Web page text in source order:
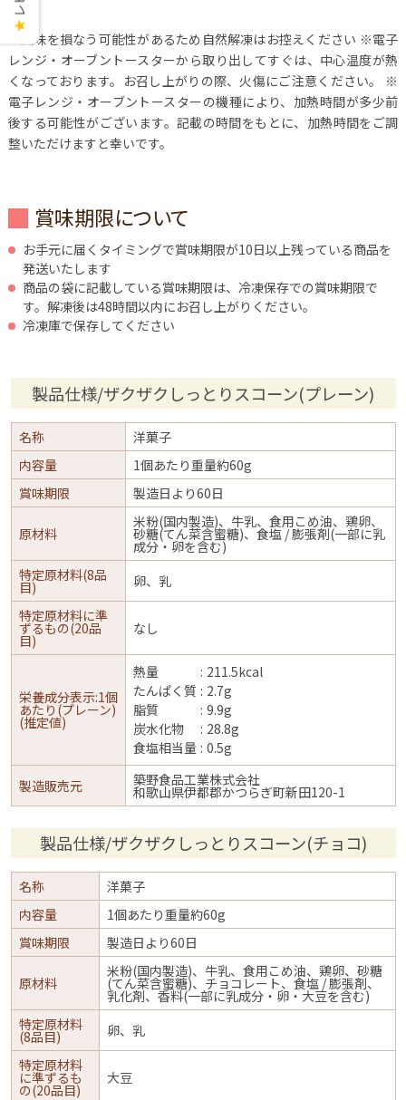
※風味を損なう可能性があるため自然解凍はお控えください ※電子
レンジ・オーブントースターから取り出してすぐは、中心温度が熱
くなっております。お召し上がりの際、火傷にご注意ください。
※
電子レンジ・オーブントースターの機種により、加熱時間が多少前
後する可能性がございます。記載の時間をもとに、加熱時間をご調
整いただけますと幸いです。
賞味期限について
お手元に届くタイミングで賞味期限が10日以上残っている商品を
発送いたします
商品の袋に記載している賞味期限は、冷凍保存での賞味期限で
す。解凍後は48時間以内にお召し上がりください。
冷凍庫で保存してください
製品仕様/ザクザクしっとりスコーン(プレーン)
名称
洋菓子
内容量
1個あたり重量約60g
賞味期限
製造日より60日
原材料
米粉(国内製造)、牛乳、食用こめ油、鶏卵、
砂糖(てん菜含蜜糖)、食塩 / 膨張剤(一部に乳
成分・卵を含む)
特定原材料(8品
目)
卵、乳
特定原材料に準
ずるもの(20品
目)
なし
栄養成分表示:1個
あたり(プレーン)
(推定値)
熱量
211.5kcal
たんぱく質
2.7g
脂質
9.9g
炭水化物
28.8g
食塩相当量 0.5g
製造販売元 築野食品工業株式会社
和歌山県伊都郡かつらぎ町新田120-1
製品仕様/ザクザクしっとりスコーン(チョコ)
名称
洋菓子
内容量
1個あたり重量約60g
賞味期限
製造日より60日
原材料
米粉(国内製造)、牛乳、食用こめ油、鶏卵、砂糖
(てん菜含蜜糖)、チョコレート、食塩 / 膨張剤、
乳化剤、香料(一部に乳成分・卵・大豆を含む)
特定原材料
(8品目)
卵、乳
特定原材料
に準ずるも
の(20品目)
大豆
★